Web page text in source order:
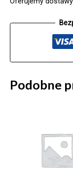
Podobne